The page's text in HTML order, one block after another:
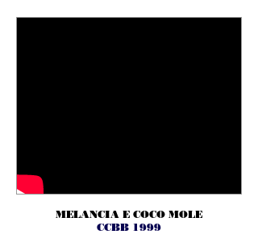
MELANCIA E COCO MOLE
CCBB 1999